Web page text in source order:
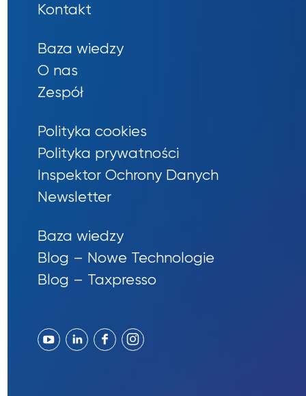
Kontakt
Baza wiedzy
O nas
Zespół
Polityka cookies
Polityka prywatności
Inspektor Ochrony Danych
Newsletter
Baza wiedzy
Blog – Nowe Technologie
Blog – Taxpresso